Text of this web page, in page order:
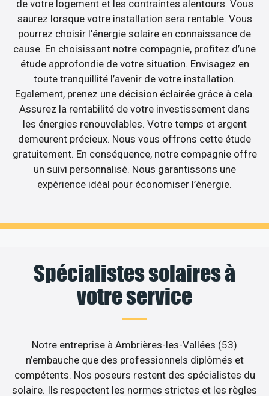
de votre logement et les contraintes alentours. Vous
saurez lorsque votre installation sera rentable. Vous
pourrez choisir l’énergie solaire en connaissance de
cause. En choisissant notre compagnie, profitez d’une
étude approfondie de votre situation. Envisagez en
toute tranquillité l’avenir de votre installation.
Egalement, prenez une décision éclairée grâce à cela.
Assurez la rentabilité de votre investissement dans
les énergies renouvelables. Votre temps et argent
demeurent précieux. Nous vous offrons cette étude
gratuitement. En conséquence, notre compagnie offre
un suivi personnalisé. Nous garantissons une
expérience idéal pour économiser l’énergie.
Spécialistes solaires à
votre service
Notre entreprise à Ambrières-les-Vallées (53)
n’embauche que des professionnels diplômés et
compétents. Nos poseurs restent des spécialistes du
solaire. Ils respectent les normes strictes et les règles